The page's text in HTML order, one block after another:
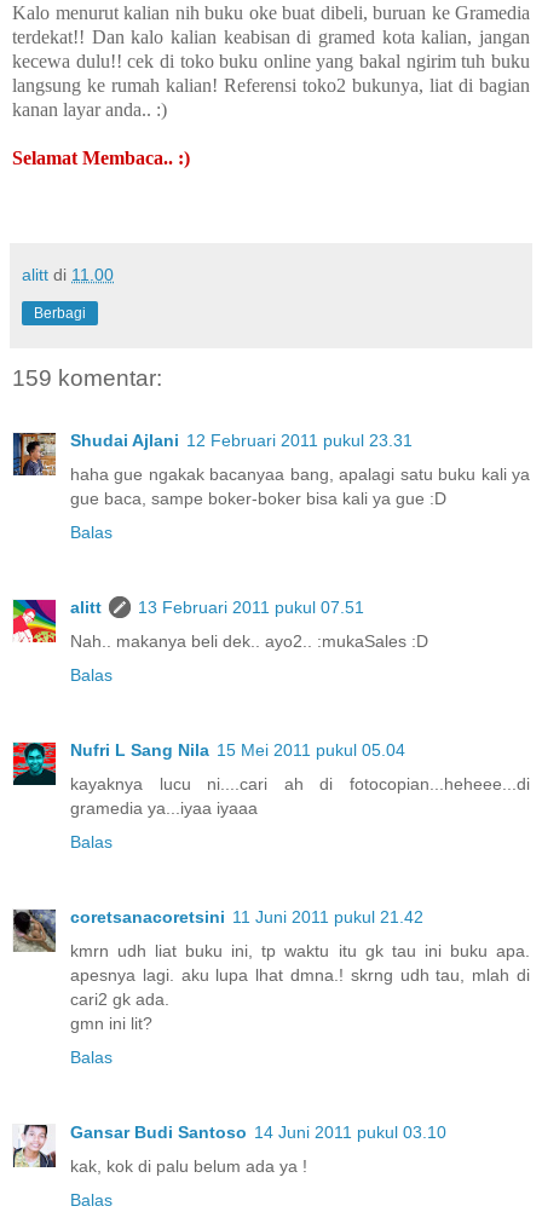
Kalo menurut kalian nih buku oke buat dibeli, buruan ke Gramedia
terdekat!! Dan kalo kalian keabisan di gramed kota kalian, jangan
kecewa dulu!! cek di toko buku online yang bakal ngirim tuh buku
langsung ke rumah kalian! Referensi toko2 bukunya, liat di bagian
kanan layar anda.. :)
Selamat Membaca.. :)
alitt di 11.00
Berbagi
159 komentar:
Shudai Ajlani 12 Februari 2011 pukul 23.31
haha gue ngakak bacanyaa bang, apalagi satu buku kali ya
gue baca, sampe boker-boker bisa kali ya gue :D
Balas
alitt
13 Februari 2011 pukul 07.51
Nah.. makanya beli dek.. ayo2.. :mukaSales :D
Balas
Nufri L Sang Nila 15 Mei 2011 pukul 05.04
kayaknya lucu ni....cari ah di fotocopian...heheee...di
gramedia ya...iyaa iyaaa
Balas
coretsanacoretsini 11 Juni 2011 pukul 21.42
kmrn udh liat buku ini, tp waktu itu gk tau ini buku apa.
apesnya lagi. aku lupa lhat dmna.! skrng udh tau, mlah di
cari2 gk ada.
gmn ini lit?
Balas
Gansar Budi Santoso 14 Juni 2011 pukul 03.10
kak, kok di palu belum ada ya !
Balas